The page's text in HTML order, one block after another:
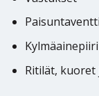
Ritilät,